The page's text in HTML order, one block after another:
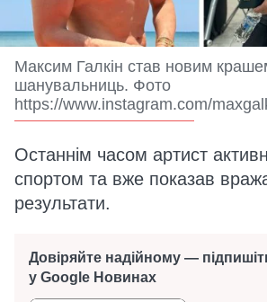
Максим Галкін став новим
шанувальниць. Фото
https://www.instagram.com/
Останнім часом артист
спортом та вже показав
результати.
Довіряйте надійному —
у Google Новинах